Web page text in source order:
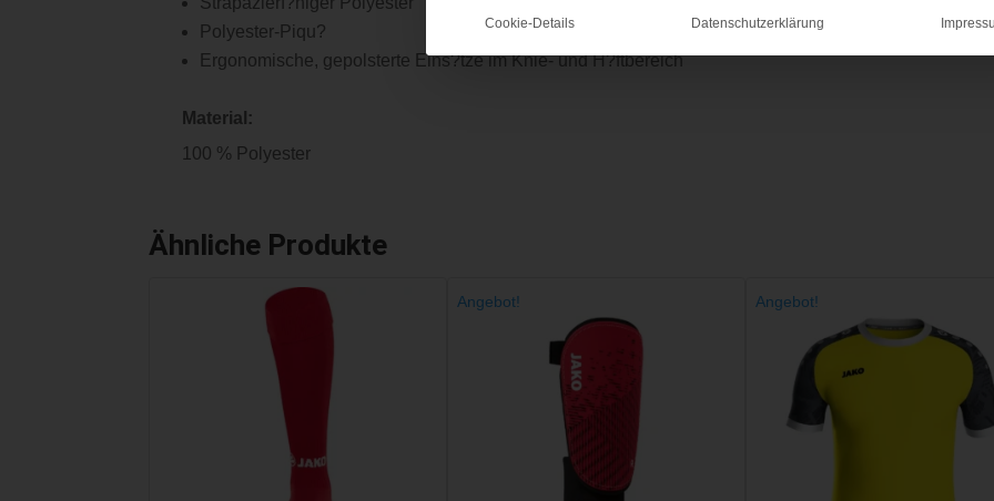
Polyester-Piqu?
Ergonomische, gepolsterte Eins?tze im Knie- und H?ftbereich
Material:
100 % Polyester
Ähnliche Produkte
Angebot! Angebot!
Cookie-Details Datenschutzerklärung